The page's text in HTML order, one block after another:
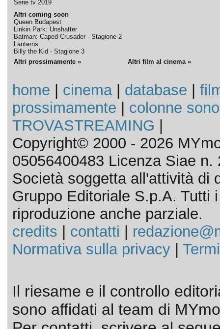
Serie tv 2019
Altri coming soon
Queen Budapest
Linkin Park: Unshatter
Batman: Caped Crusader - Stagione 2
Lanterns
Billy the Kid - Stagione 3
Altri prossimamente »
Altri film al cinema »
home cinema| database
prossimamente
colonne
TROVASTREAMING
Copyright© 2000 - 2026
05056400483 Licenza Siae n.
Società soggetta all'attività di
Gruppo Editoriale S.p.A. Tutti
riproduzione anche parziale.
credits
contatti
Normativa sulla privacy|
Il riesame e il controllo
sono affidati al team di